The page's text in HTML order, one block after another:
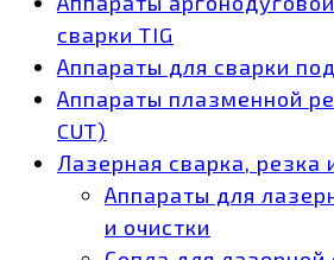
сварки TIG
Аппараты для сварки
Аппараты плазменной
CUT)
Лазерная сварка, резка
Аппараты для
и очистки